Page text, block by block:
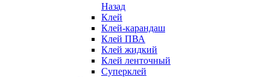
Назад
Клей
Клей-карандаш
Клей ПВА
Клей жидкий
Клей ленточный
Суперклей